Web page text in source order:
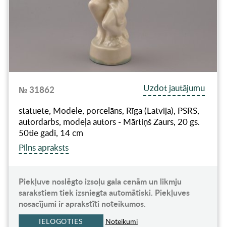
№ 31862
Uzdot jautājumu
statuete, Modele, porcelāns, Rīga (Latvija), PSRS,
autordarbs, modeļa autors - Mārtiņš Zaurs, 20 gs.
50tie gadi, 14 cm
Pilns apraksts
Piekļuve noslēgto izsoļu gala cenām un likmju
sarakstiem tiek izsniegta automātiski. Piekļuves
nosacījumi ir aprakstīti noteikumos.
IELOGOTIES Noteikumi